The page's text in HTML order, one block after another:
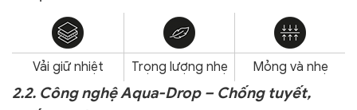
Vải giữ nhiệt Trọng lượng nhẹ Mỏng và nhẹ
2.2. Công nghệ Aqua-Drop – Chống tuyết,